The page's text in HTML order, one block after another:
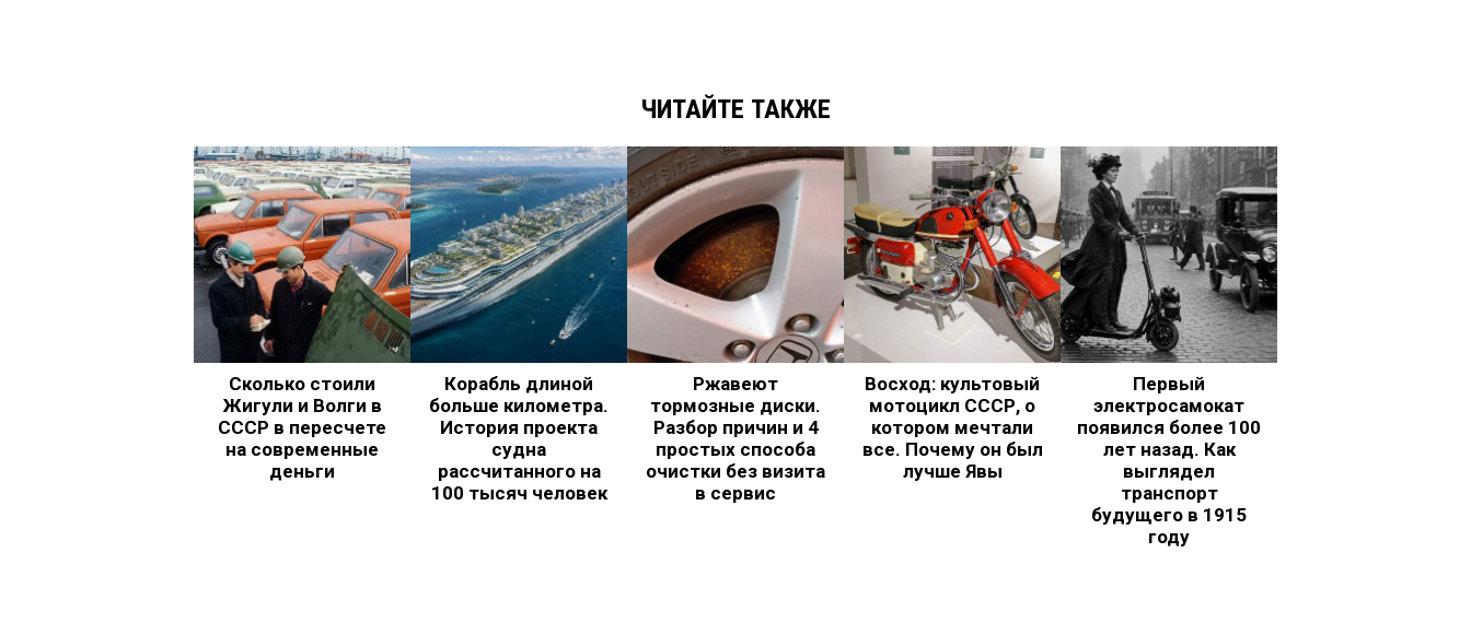
ЧИТАЙТЕ ТАКЖЕ
Сколько стоили
Жигули и Волги в
СССР в пересчете
на современные
деньги
Корабль длиной
больше километра.
История проекта
судна
рассчитанного на
100 тысяч человек
Ржавеют
тормозные диски.
Разбор причин и 4
простых способа
очистки без визита
в сервис
Восход: культовый
мотоцикл СССР, о
котором мечтали
все. Почему он был
лучше Явы
Первый
электросамокат
появился более 100
лет назад. Как
выглядел
транспорт
будущего в 1915
году